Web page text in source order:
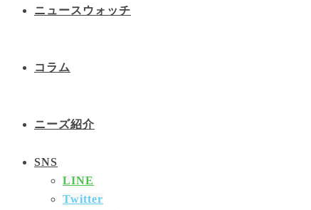
ニュースウォッチ
コラム
ニーズ紹介
SNS
LINE
Twitter